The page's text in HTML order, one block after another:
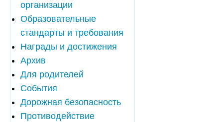
организации
Образовательные
стандарты и требования
Награды и достижения
Архив
Для родителей
События
Дорожная безопасность
Противодействие